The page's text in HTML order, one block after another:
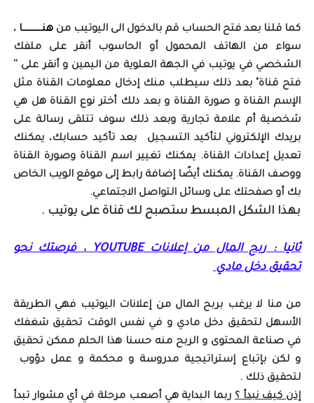
كما قلنا بعد فتح الحساب قم بالدخول الى اليوتيب منهنــــــــــــــا ،
سواء من الهاتف المحمول أو الحاسوب أنقر على ملفك
الشخصي في يوتيب في الجهة العلوية من اليمين و أنقر على ''
فتح قناة" بعد ذلك سيطلب منك إدخال معلومات القناة مثل
الإسم القناة و صورة القناة و بعد دلك أختر نوع القناة هل هي
شخصية أم علامة تجارية وبعد ذلك سوف تتلقى رسالة على
بريدك الإلكتروني لتأكيد التسجيل بعد تأكيد حسابك، يمكنك
تعديل إعدادات القناة. يمكنك تغيير اسم القناة وصورة القناة
ووصف القناة. يمكنك أيضًا إضافة رابط إلى موقع الويب الخاص
بك أو صفحتك على وسائل التواصل الاجتماعي.
بهذا الشكل المبسط ستصبح لك قناة على يوتيب .
ثانيا : ربح المال من إعلانات YOUTUBE ، فرصتك نحو
تحقيق دخل مادي
من منا لا يرغب بربح المال من إعلانات اليوتيب فهي الطريقة
الأسهل لتحقيق دخل مادي و في نفس الوقت تحقيق شغفك
في صناعة المحتوى و الربح منه حسنا هذا الحلم ممكن تحقيق
و لكن بإتباع إستراتيجية مدروسة و محكمة و عمل دؤوب
لتحقيق ذلك .
إذن كيف نبدأ ؟ربما البداية هي أصعب مرحلة في أي مشوار تبدأ